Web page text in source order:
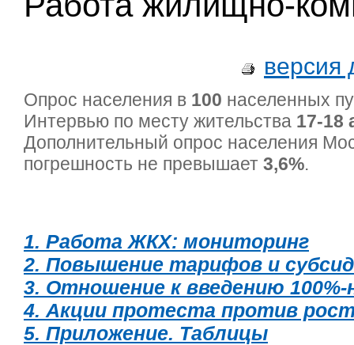
версия
Опрос населения в 100 населенных
Интервью по месту жительства 17-18
Дополнительный опрос населения
погрешность не превышает 3,6%.
1. Работа ЖКХ: мониторинг
2. Повышение тарифов и
3. Отношение к введению
4. Акции протеста против
5. Приложение. Таблицы